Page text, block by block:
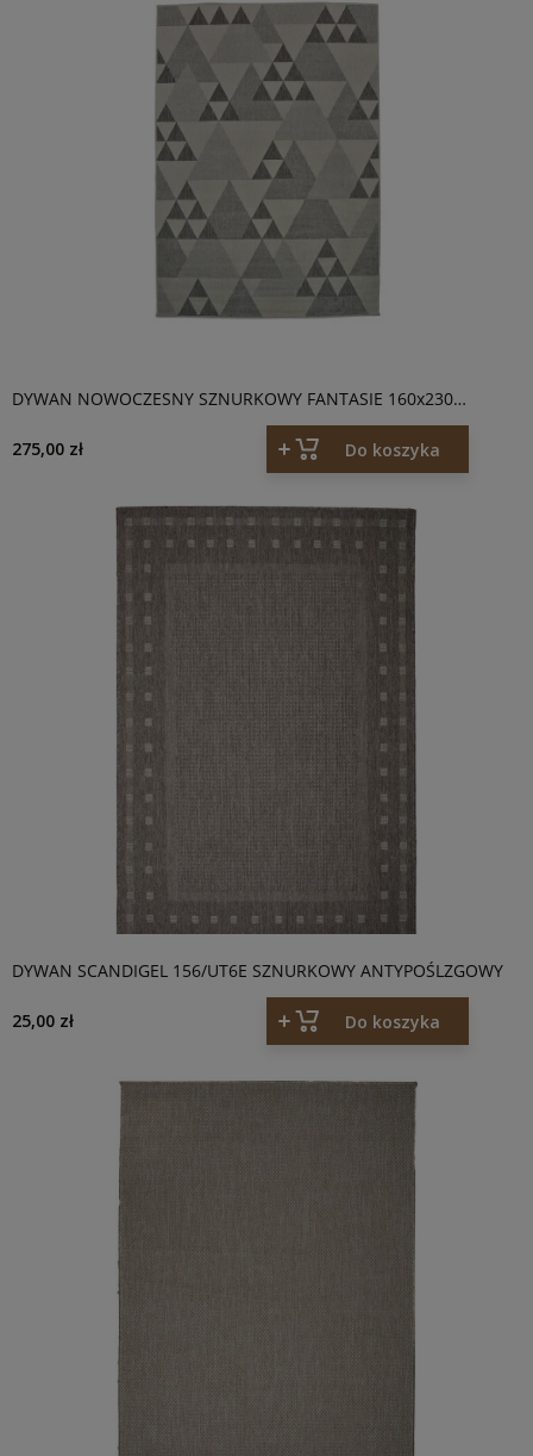
DYWAN NOWOCZESNY SZNURKOWY FANTASIE 160x230
275,00 zł
Do koszyka
DYWAN SCANDIGEL 156/UT6E SZNURKOWY ANTYPOŚLZGOWY
25,00 zł Do koszyka